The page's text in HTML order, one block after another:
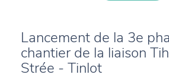
Lancement de la 3e
chantier de la liaison
Strée - Tinlot